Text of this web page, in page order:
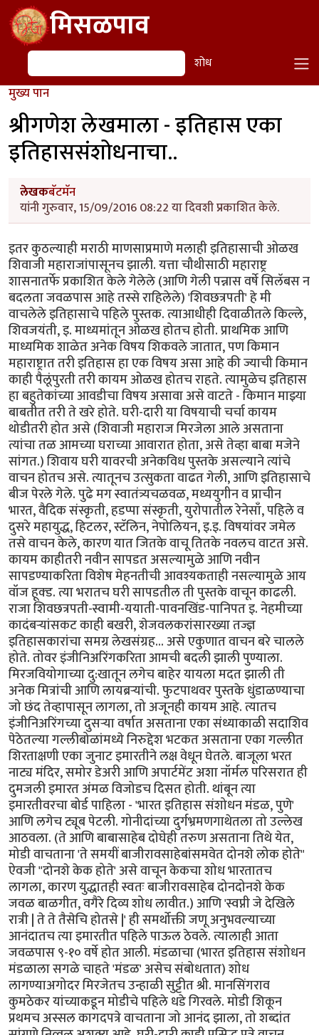
Skip to main contentमिसळपाव
शोध शोध
मुख्य पान
श्रीगणेश लेखमाला - इतिहास एका
इतिहाससंशोधनाचा..
लेखकबॅटमॅन
यांनी गुरुवार, 15/09/2016 08:22 या दिवशी प्रकाशित केले.
इतर कुठल्याही मराठी माणसाप्रमाणे मलाही इतिहासाची ओळख
शिवाजी महाराजांपासूनच झाली. यत्ता चौथीसाठी महाराष्ट्र
शासनातर्फे प्रकाशित केले गेलेले (आणि गेली पन्नास वर्षे सिलॅबस न
बदलता जवळपास आहे तस्से राहिलेले) 'शिवछत्रपती' हे मी
वाचलेले इतिहासाचे पहिले पुस्तक. त्याआधीही दिवाळीतले किल्ले,
शिवजयंती, इ. माध्यमांतून ओळख होतच होती. प्राथमिक आणि
माध्यमिक शाळेत अनेक विषय शिकवले जातात, पण किमान
महाराष्ट्रात तरी इतिहास हा एक विषय असा आहे की ज्याची किमान
काही पैलूंपुरती तरी कायम ओळख होतच राहते. त्यामुळेच इतिहास
हा बहुतेकांच्या आवडीचा विषय असावा असे वाटते - किमान माझ्या
बाबतीत तरी ते खरे होते. घरी-दारी या विषयाची चर्चा कायम
थोडीतरी होत असे (शिवाजी महाराज मिरजेला आले असताना
त्यांचा तळ आमच्या घराच्या आवारात होता, असे तेव्हा बाबा मजेने
सांगत.) शिवाय घरी यावरची अनेकविध पुस्तके असल्याने त्यांचे
वाचन होतच असे. त्यातूनच उत्सुकता वाढत गेली, आणि इतिहासाचे
बीज पेरले गेले. पुढे मग स्वातंत्र्यचळवळ, मध्ययुगीन व प्राचीन
भारत, वैदिक संस्कृती, हडप्पा संस्कृती, युरोपातील रेनेसाँ, पहिले व
दुसरे महायुद्ध, हिटलर, स्टॅलिन, नेपोलियन, इ.इ. विषयांवर जमेल
तसे वाचन केले, कारण यात जितके वाचू तितके नवलच वाटत असे.
कायम काहीतरी नवीन सापडत असल्यामुळे आणि नवीन
सापडण्याकरिता विशेष मेहनतीची आवश्यकताही नसल्यामुळे आय
वॉज हूक्ड. त्या भरातच घरी सापडतील ती पुस्तके वाचून काढली.
राजा शिवछत्रपती-स्वामी-ययाती-पावनखिंड-पानिपत इ. नेहमीच्या
कादंबर्‍यांसकट काही बखरी, शेजवलकरांसारख्या तज्ज्ञ
इतिहासकारांचा समग्र लेखसंग्रह... असे एकुणात वाचन बरे चालले
होते. तोवर इंजीनिअरिंगकरिता आमची बदली झाली पुण्याला.
मिरजवियोगाच्या दु:खातून लगेच बाहेर यायला मदत झाली ती
अनेक मित्रांची आणि लायब्रर्‍यांची. फुटपाथवर पुस्तके धुंडाळण्याचा
जो छंद तेव्हापासून लागला, तो अजूनही कायम आहे. त्यातच
इंजीनिअरिंगच्या दुसर्‍या वर्षात असताना एका संध्याकाळी सदाशिव
पेठेतल्या गल्लीबोळांमध्ये निरुद्देश भटकत असताना एका गल्लीत
शिरताक्षणी एका जुनाट इमारतीने लक्ष वेधून घेतले. बाजूला भरत
नाट्य मंदिर, समोर डेअरी आणि अपार्टमेंट अशा नॉर्मल परिसरात ही
दुमजली इमारत अंमळ विजोडच दिसत होती. थांबून त्या
इमारतीवरचा बोर्ड पाहिला - 'भारत इतिहास संशोधन मंडळ, पुणे'
आणि लगेच ट्यूब पेटली. गोनीदांच्या दुर्गभ्रमणगाथेतला तो उल्लेख
आठवला. (ते आणि बाबासाहेब दोघेही तरुण असताना तिथे येत,
मोडी वाचताना 'ते समयीं बाजीरावसाहेबांसमवेत दोनशे लोक होते"
ऐवजी "दोनशे केक होते' असे वाचून केकचा शोध भारतातच
लागला, कारण युद्धातही स्वतः बाजीरावसाहेब दोनदोनशे केक
जवळ बाळगीत, वगैरे दिव्य शोध लावीत.) आणि 'स्वप्नी जे देखिले
रात्री | ते ते तैसेचि होतसे |' ही समर्थोक्ती जणू अनुभवल्याच्या
आनंदातच त्या इमारतीत पहिले पाऊल ठेवले. त्यालाही आता
जवळपास ९-१० वर्षे होत आली. मंडळाचा (भारत इतिहास संशोधन
मंडळाला सगळे चाहते 'मंडळ' असेच संबोधतात) शोध
लागण्याअगोदर मिरजेतच उन्हाळी सुट्टीत श्री. मानसिंगराव
कुमठेकर यांच्याकडून मोडीचे पहिले धडे गिरवले. मोडी शिकून
प्रथमच अस्सल कागदपत्रे वाचताना जो आनंद झाला, तो शब्दांत